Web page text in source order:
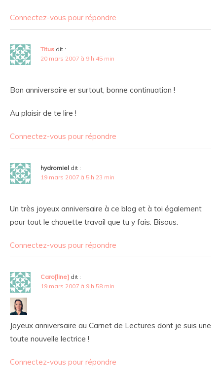
Connectez-vous pour répondre
Titus dit :
20 mars 2007 à 9 h 45 min
Bon anniversaire er surtout, bonne continuation !
Au plaisir de te lire !
Connectez-vous pour répondre
hydromiel dit :
19 mars 2007 à 5 h 23 min
Un très joyeux anniversaire à ce blog et à toi également
pour tout le chouette travail que tu y fais. Bisous.
Connectez-vous pour répondre
Caro[line] dit :
19 mars 2007 à 9 h 58 min
Joyeux anniversaire au Carnet de Lectures dont je suis une
toute nouvelle lectrice !
Connectez-vous pour répondre